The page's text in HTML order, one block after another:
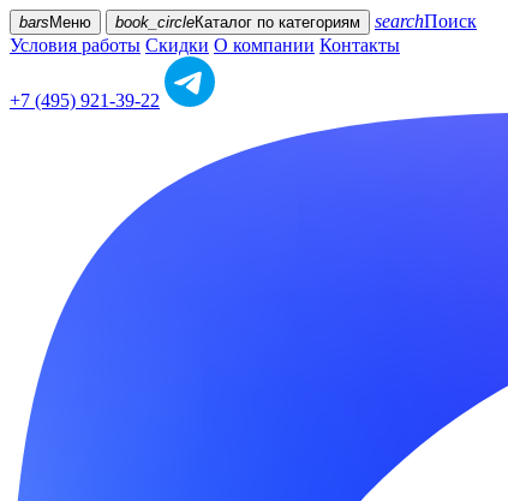
bars Меню book_circleКаталог по категориям searchПоиск
Условия работы Скидки О компании Контакты
+7 (495) 921-39-22